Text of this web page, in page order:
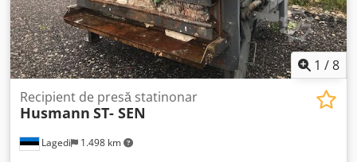
1 /8
Lagedi 1.498 km
Recipient de presă statinonar
Husmann ST- SEN